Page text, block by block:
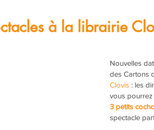
à la librairie
Nouvelles
des Cartons
Clovis : les
vous
3 petits
spectacle